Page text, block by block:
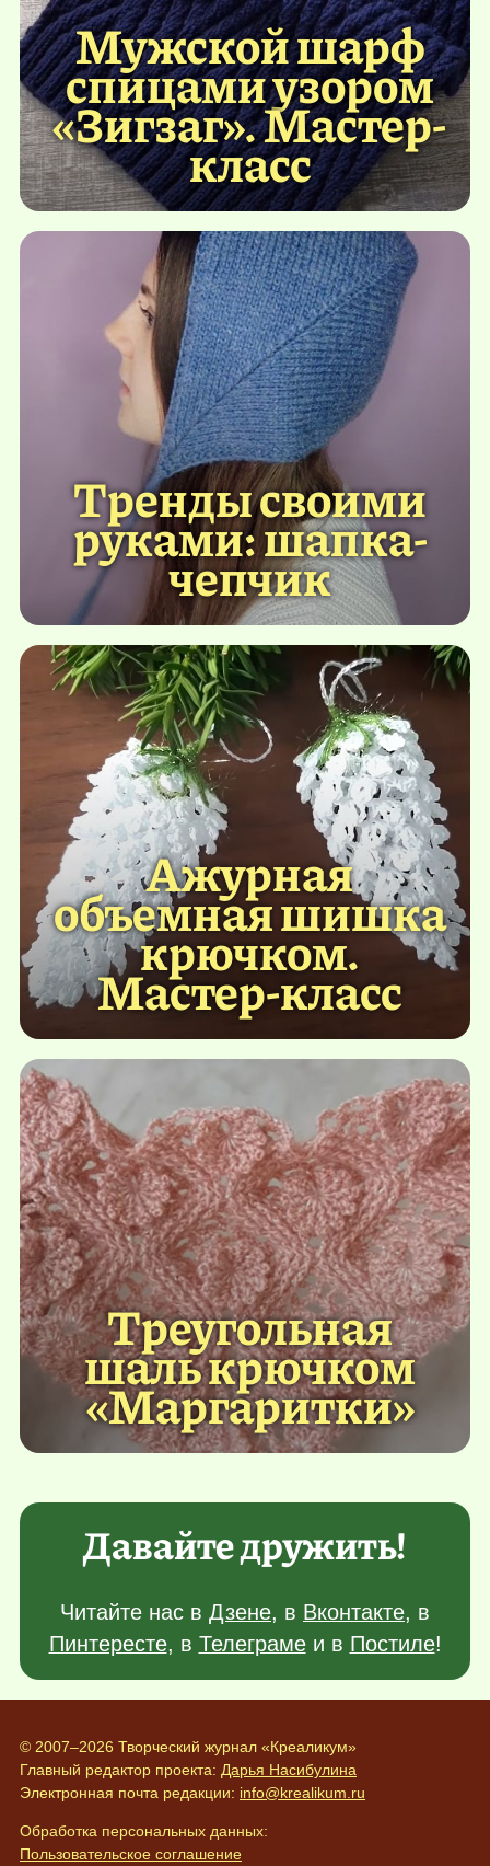
Мужской шарф
спицами узором
«Зигзаг». Мастер-
класс
Тренды своими
руками: шапка-
чепчик
Ажурная
объемная шишка
крючком.
Мастер-класс
Треугольная
шаль крючком
«Маргаритки»
Давайте дружить!
Читайте нас в Дзене, в Вконтакте, в
Пинтересте, в Телеграмеи в Постиле!
© 2007–2026 Творческий журнал «Креаликум»
Главный редактор проекта: Дарья Насибулина
Электронная почта редакции: info@krealikum.ru
Обработка персональных данных:
Пользовательское соглашение